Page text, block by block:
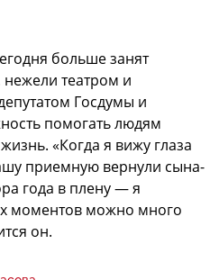
больше занят
театром и
Госдумы и
помогать людям
«Когда я вижу глаза
приемную вернули сына-
года в плену — я
моментов можно много
он.